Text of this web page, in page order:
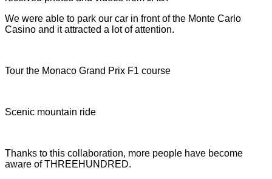
We were able to park our car in front of the Monte Carlo
Casino and it attracted a lot of attention.
Tour the Monaco Grand Prix F1 course
Scenic mountain ride
Thanks to this collaboration, more people have become
aware of THREEHUNDRED.